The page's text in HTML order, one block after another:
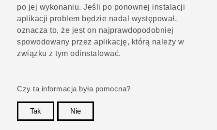
po jej wykonaniu. Jeśli po ponownej instalacji
aplikacji problem będzie nadal występował,
oznacza to, że jest on najprawdopodobniej
spowodowany przez aplikację, którą należy w
związku z tym odinstalować.
Czy ta informacja była pomocna?
Tak
Nie